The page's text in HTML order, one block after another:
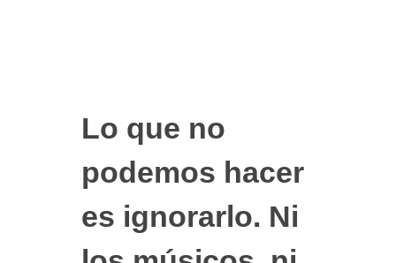
Lo que no
podemos hacer
es ignorarlo. Ni